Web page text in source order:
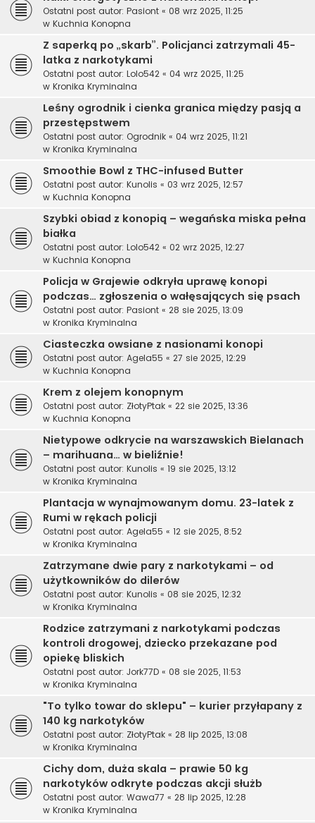
Ostatni post autor: Pasiont « 08 wrz 2025, 11:25
w Kuchnia Konopna
Z saperką po „skarb”. Policjanci zatrzymali 45-
latka z narkotykami
Ostatni post autor: Lolo542 « 04 wrz 2025, 11:25
w Kronika Kryminalna
Leśny ogrodnik i cienka granica między pasją a
przestępstwem
Ostatni post autor: Ogrodnik « 04 wrz 2025, 11:21
w Kronika Kryminalna
Smoothie Bowl z THC-infused Butter
Ostatni post autor: Kunolis « 03 wrz 2025, 12:57
w Kuchnia Konopna
Szybki obiad z konopią – wegańska miska pełna
białka
Ostatni post autor: Lolo542 « 02 wrz 2025, 12:27
w Kuchnia Konopna
Policja w Grajewie odkryła uprawę konopi
podczas… zgłoszenia o wałęsających się psach
Ostatni post autor: Pasiont « 28 sie 2025, 13:09
w Kronika Kryminalna
Ciasteczka owsiane z nasionami konopi
Ostatni post autor: Agela55 « 27 sie 2025, 12:29
w Kuchnia Konopna
Krem z olejem konopnym
Ostatni post autor: ZłotyPtak « 22 sie 2025, 13:36
w Kuchnia Konopna
Nietypowe odkrycie na warszawskich Bielanach
– marihuana… w bieliźnie!
Ostatni post autor: Kunolis « 19 sie 2025, 13:12
w Kronika Kryminalna
Plantacja w wynajmowanym domu. 23-latek z
Rumi w rękach policji
Ostatni post autor: Agela55 « 12 sie 2025, 8:52
w Kronika Kryminalna
Zatrzymane dwie pary z narkotykami – od
użytkowników do dilerów
Ostatni post autor: Kunolis « 08 sie 2025, 12:32
w Kronika Kryminalna
Rodzice zatrzymani z narkotykami podczas
kontroli drogowej, dziecko przekazane pod
opiekę bliskich
Ostatni post autor: Jork77D « 08 sie 2025, 11:53
w Kronika Kryminalna
"To tylko towar do sklepu" – kurier przyłapany z
140 kg narkotyków
Ostatni post autor: ZłotyPtak « 28 lip 2025, 13:08
w Kronika Kryminalna
Cichy dom, duża skala – prawie 50 kg
narkotyków odkryte podczas akcji służb
Ostatni post autor: Wawa77 « 28 lip 2025, 12:28
w Kronika Kryminalna